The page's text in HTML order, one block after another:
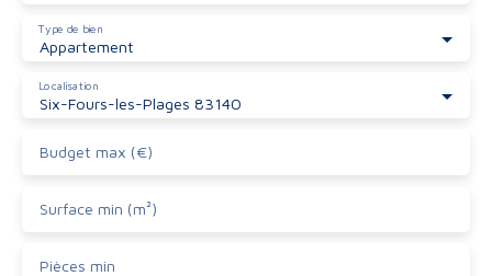
Appartement
Type de bien
Six-Fours-les-Plages 83140
Localisation
Budget max (€)
Surface min (m²)
Pièces min